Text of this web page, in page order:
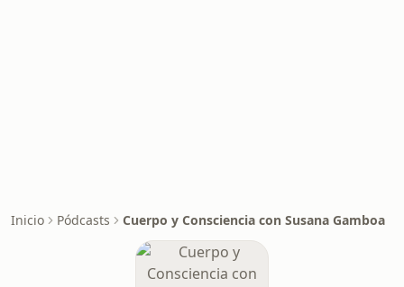
Inicio Pódcasts Cuerpo y Consciencia con Susana Gamboa